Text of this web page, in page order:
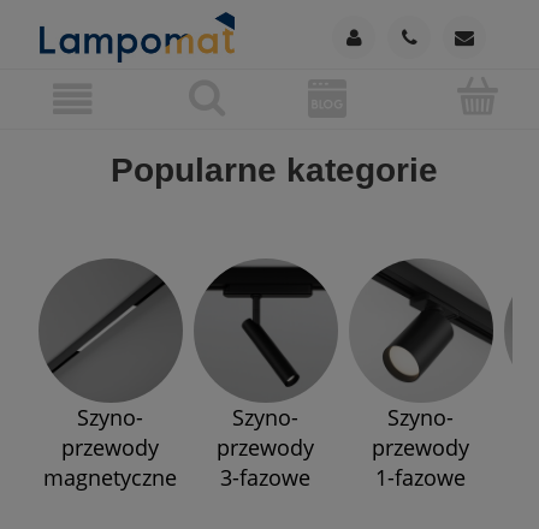
Popularne kategorie
Szyno-
przewody
magnetyczne
Szyno-
przewody
3-fazowe
Szyno-
przewody
1-fazowe